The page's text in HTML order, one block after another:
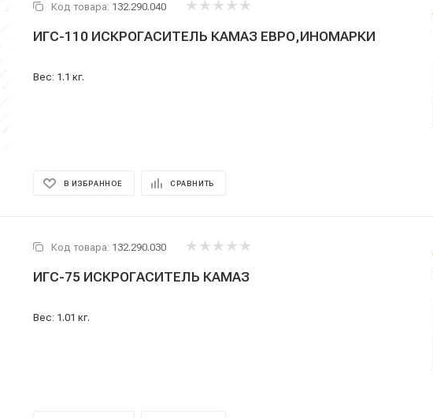
Код товара: 132.290.040
ИГС-110 ИСКРОГАСИТЕЛЬ КАМАЗ ЕВРО,ИНОМАРКИ
Вес: 1.1 кг.
В ИЗБРАННОЕ СРАВНИТЬ
Код товара: 132.290.030
ИГС-75 ИСКРОГАСИТЕЛЬ КАМАЗ
Вес: 1.01 кг.